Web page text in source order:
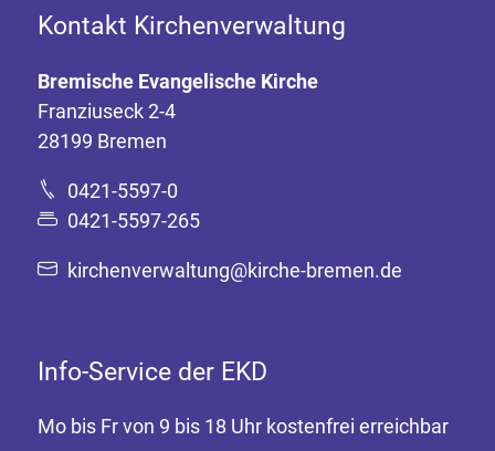
Kontakt Kirchenverwaltung
Bremische Evangelische Kirche
Franziuseck 2-4
28199 Bremen
0421-5597-0
0421-5597-265
kirchenverwaltung@kirche-bremen.de
Info-Service der EKD
Mo bis Fr von 9 bis 18 Uhr kostenfrei erreichbar